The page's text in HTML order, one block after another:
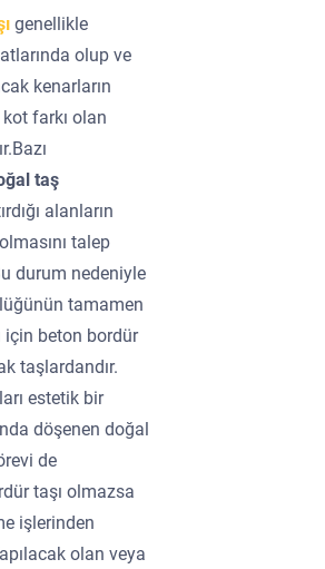
genellikle
olup ve
kenarların
farkı olan
taş
alanların
talep
durum nedeniyle
tamamen
için beton bordür
taşlardandır.
estetik bir
döşenen doğal
de
taşı olmazsa
işlerinden
olan veya